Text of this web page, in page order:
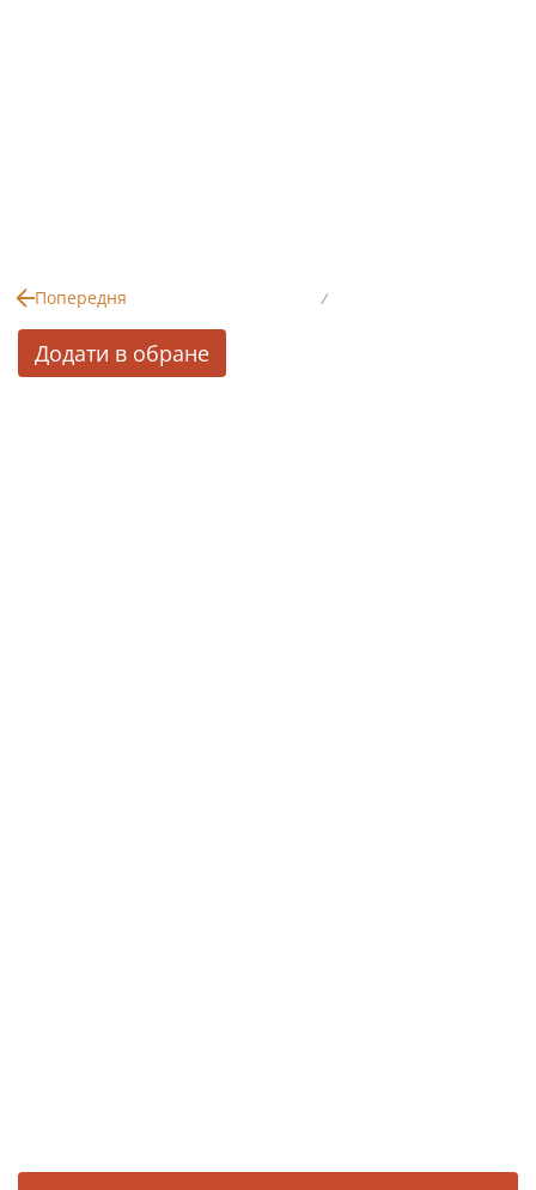
Попередня /
Додати в обране